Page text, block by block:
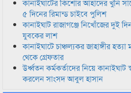
কানাইঘাটের কিশোর আহাদের খুনি
৫ দিনের রিমান্ড চাইবে পুলিশ
কানাইঘাট রাজাগঞ্জে নিখোঁজের দুই
যুবকের লাশ
কানাইঘাটে চাঞ্চল্যকর জাহাঙ্গীর
থেকে গ্রেফতার
উর্ধ্বতন কর্মকর্তাদের নিয়ে কানাইঘাট
করলেন সাংসদ আবুল হাসান